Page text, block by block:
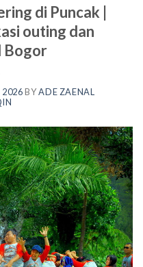
di Puncak |
outing dan
Bogor
2026 BYADE ZAENAL